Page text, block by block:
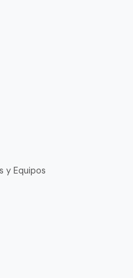
y Equipos